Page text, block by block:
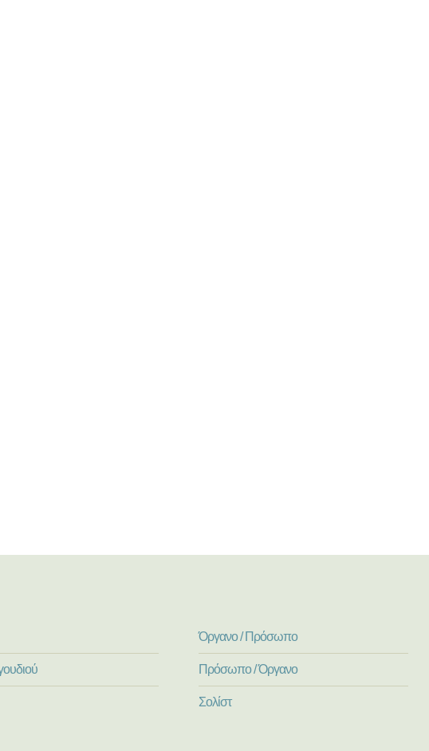
Όργανο / Πρόσωπο
Πρόσωπο / Όργανο
Σολίστ